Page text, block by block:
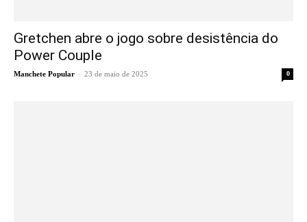
Gretchen abre o jogo sobre desistência do
Power Couple
Manchete Popular - 23 de maio de 2025 0